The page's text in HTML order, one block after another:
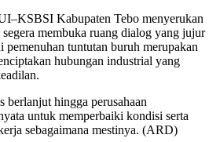
Kabupaten Tebo menyerukan
membuka ruang dialog yang jujur
tuntutan buruh merupakan
hubungan industrial yang
hingga perusahaan
untuk memperbaiki kondisi serta
sebagaimana mestinya. (ARD)